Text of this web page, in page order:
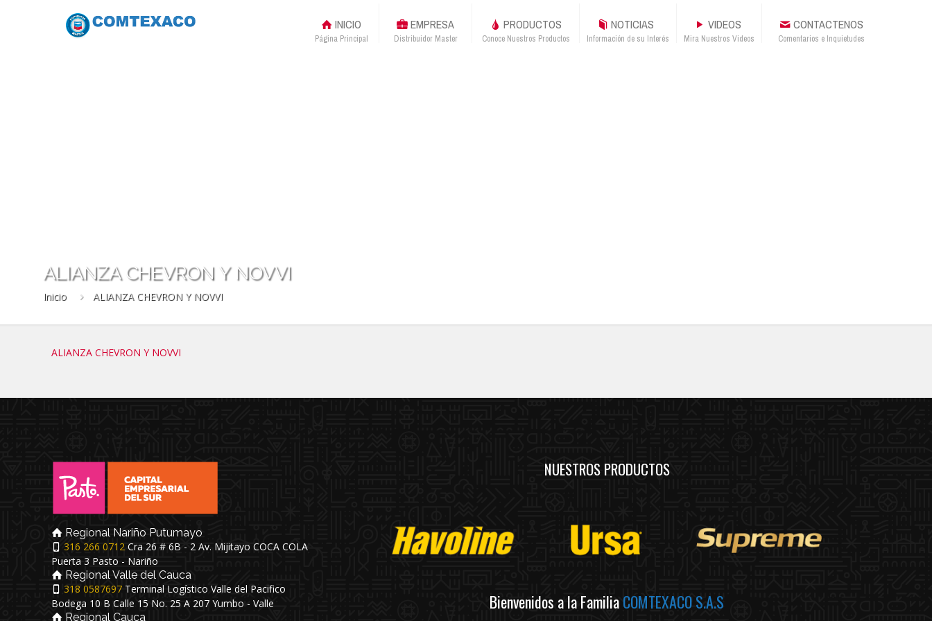
INICIO
Página Principal
EMPRESA
Distribuidor Master
PRODUCTOS
Conoce Nuestros Productos
NOTICIAS
Información de su Interés
VIDEOS
Mira Nuestros Videos
CONTACTENOS
Comentarios e Inquietudes
ALIANZA CHEVRON Y NOVVI
Inicio ALIANZA CHEVRON Y NOVVI
ALIANZA CHEVRON Y NOVVI
Regional Nariño Putumayo
316 266 0712 Cra 26 # 6B - 2 Av. Mijitayo COCA COLA
Puerta 3 Pasto - Nariño
Regional Valle del Cauca
318 0587697 Terminal Logístico Valle del Pacifico
Bodega 10 B Calle 15 No. 25 A 207 Yumbo - Valle
Regional Cauca
NUESTROS PRODUCTOS
Bienvenidos a la FamiliaCOMTEXACO S.A.S